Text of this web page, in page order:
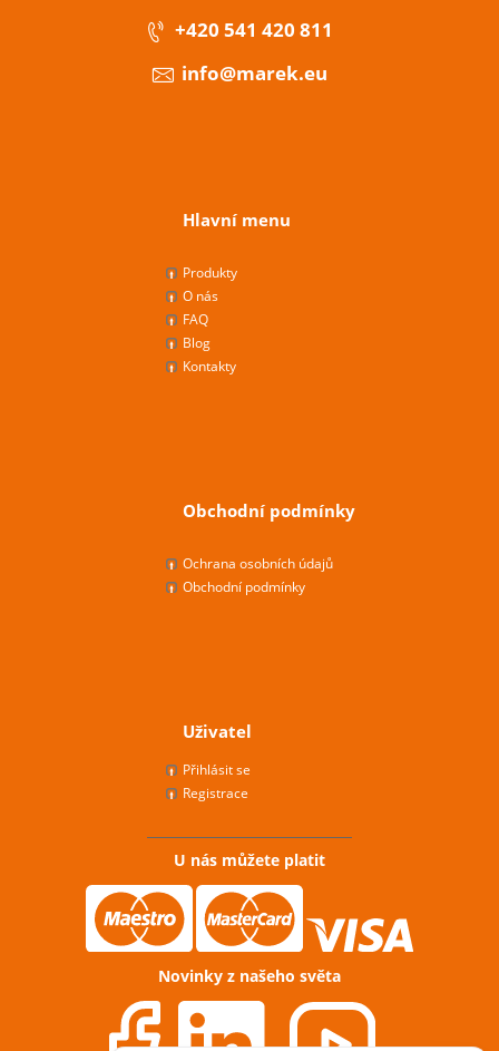
+420 541 420 811
info@marek.eu
Hlavní menu
Produkty
O nás
FAQ
Blog
Kontakty
Obchodní podmínky
Ochrana osobních údajů
Obchodní podmínky
Uživatel
Přihlásit se
Registrace
U nás můžete platit
Novinky z našeho světa